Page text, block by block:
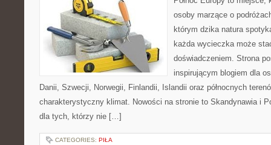
osoby marzące o
którym dzika natura
każda wycieczka może
doświadczeniem. Strona
inspirującym blogiem dla
Danii, Szwecji, Norwegii, Finlandii, Islandii oraz północnych
charakterystyczny klimat. Nowości na stronie to Skandynawia i
dla tych, którzy nie […]
CATEGORIES: PIŁA